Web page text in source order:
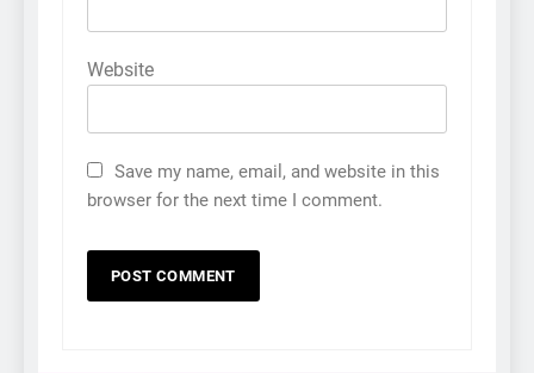
Website
Save my name, email, and website in this
browser for the next time I comment.